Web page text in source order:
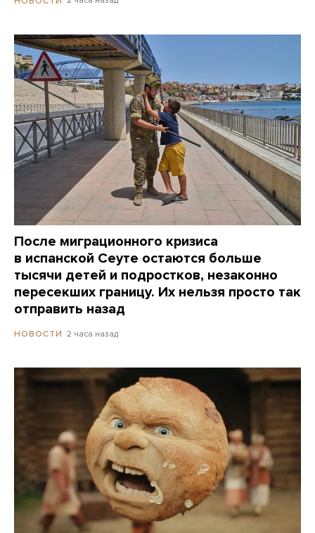
После миграционного кризиса
в испанской Сеуте остаются больше
тысячи детей и подростков, незаконно
пересекших границу. Их нельзя просто так
отправить назад
НОВОСТИ 2 часа назад